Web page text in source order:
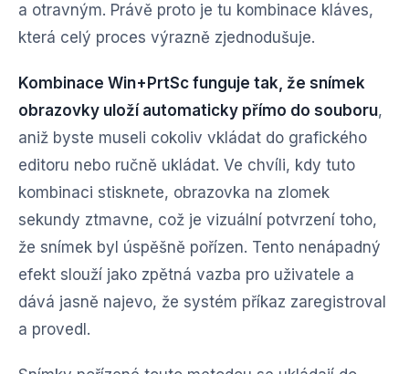
a otravným. Právě proto je tu kombinace kláves,
která celý proces výrazně zjednodušuje.
Kombinace Win+PrtSc funguje tak, že snímek
obrazovky uloží automaticky přímo do souboru,
aniž byste museli cokoliv vkládat do grafického
editoru nebo ručně ukládat. Ve chvíli, kdy tuto
kombinaci stisknete, obrazovka na zlomek
sekundy ztmavne, což je vizuální potvrzení toho,
že snímek byl úspěšně pořízen. Tento nenápadný
efekt slouží jako zpětná vazba pro uživatele a
dává jasně najevo, že systém příkaz zaregistroval
a provedl.